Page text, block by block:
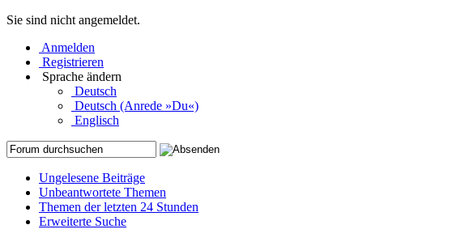
Sie sind nicht angemeldet.
Anmelden
Registrieren
Sprache ändern
Deutsch
Deutsch (Anrede »Du«)
Englisch
Ungelesene Beiträge
Unbeantwortete Themen
Themen der letzten 24 Stunden
Erweiterte Suche